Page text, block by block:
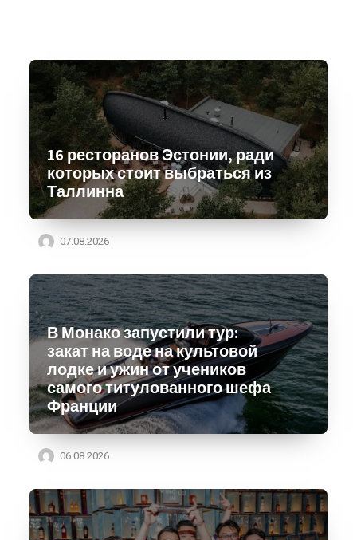
16 ресторанов Эстонии, ради
которых стоит выбраться из
Таллинна
07.08.2026
В Монако запустили тур:
закат на воде на культовой
лодке и ужин от учеников
самого титулованного шефа
Франции
06.08.2026